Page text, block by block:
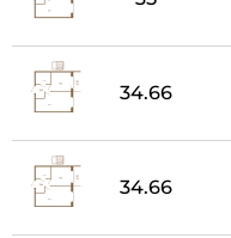
34.66
34.66